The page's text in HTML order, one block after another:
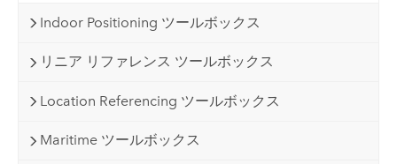
Indoor Positioning ツールボックス
リニア リファレンス ツールボックス
Location Referencing ツールボックス
Maritime ツールボックス